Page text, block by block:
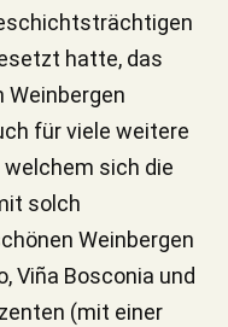
hatte, das
Weinbergen
für viele weitere
welchem sich die
solch
Weinbergen
Viña Bosconia und
(mit einer